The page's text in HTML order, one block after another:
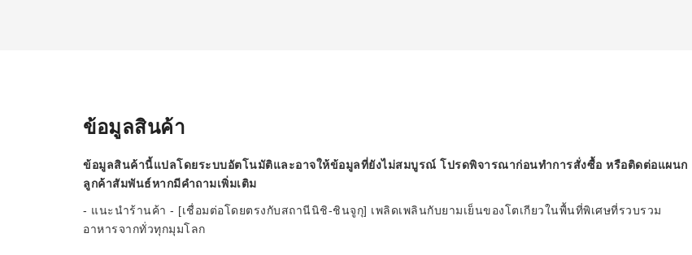
ข้อมูลสินค้า
ข้อมูลสินค้านี้แปลโดยระบบอัตโนมัติและอาจให้ข้อมูลที่ยังไม่สมบูรณ์ โปรดพิจารณาก่อนทำการสั่งซื้อ หรือติดต่อแผนก
ลูกค้าสัมพันธ์หากมีคำถามเพิ่มเติม
- แนะนำร้านค้า - [เชื่อมต่อโดยตรงกับสถานีนิชิ-ชินจูกุ] เพลิดเพลินกับยามเย็นของโตเกียวในพื้นที่พิเศษที่รวบรวม
อาหารจากทั่วทุกมุมโลก